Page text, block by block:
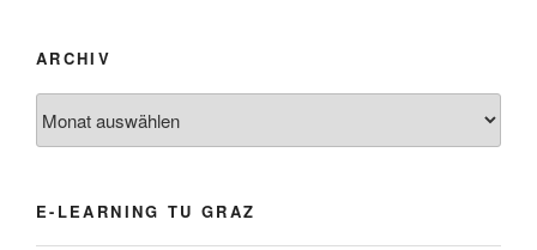
ARCHIV
E-LEARNING TU GRAZ